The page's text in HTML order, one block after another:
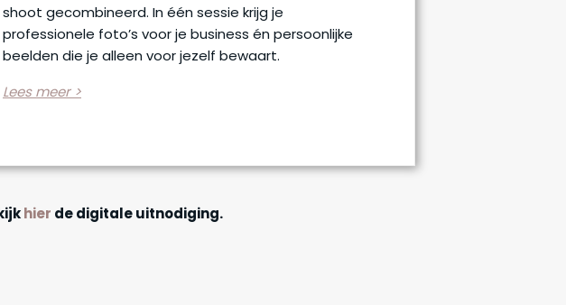
hier de digitale uitnodiging.
shoot gecombineerd. In één sessie krijg je
professionele foto’s voor je business én persoonlijke
beelden die je alleen voor jezelf bewaart.
Lees meer >